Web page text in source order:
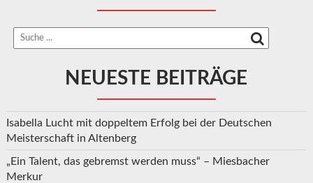
NEUESTE BEITRÄGE
Isabella Lucht mit doppeltem Erfolg bei der Deutschen
Meisterschaft in Altenberg
„Ein Talent, das gebremst werden muss“ – Miesbacher
Merkur